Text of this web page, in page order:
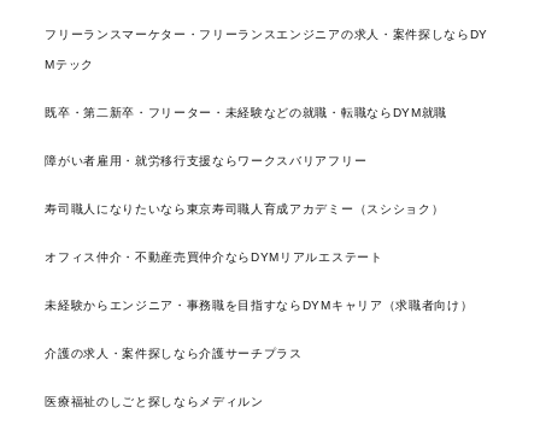
フリーランスマーケター・フリーランスエンジニアの求人・案件探しならDY
Mテック
既卒・第二新卒・フリーター・未経験などの就職・転職ならDYM就職
障がい者雇用・就労移行支援ならワークスバリアフリー
寿司職人になりたいなら東京寿司職人育成アカデミー（スシショク）
オフィス仲介・不動産売買仲介ならDYMリアルエステート
未経験からエンジニア・事務職を目指すならDYMキャリア（求職者向け）
介護の求人・案件探しなら介護サーチプラス
医療福祉のしごと探しならメディルン